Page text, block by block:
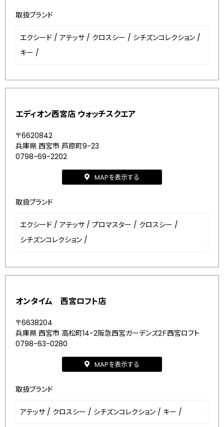
取扱ブランド
エクシード / アテッサ / クロスシー / シチズンコレクション /
キー /
エディオン西宮店 ウォッチスクエア
〒6620842
兵庫県 西宮市 芦原町9-23
0798-69-2202
MAPを表示する
取扱ブランド
エクシード / アテッサ / プロマスター / クロスシー /
シチズンコレクション /
オンタイム 西宮ロフト店
〒6638204
兵庫県 西宮市 高松町14-2阪急西宮ガーデンズ2Ｆ西宮ロフト
0798-63-0280
MAPを表示する
取扱ブランド
アテッサ / クロスシー / シチズンコレクション / キー /